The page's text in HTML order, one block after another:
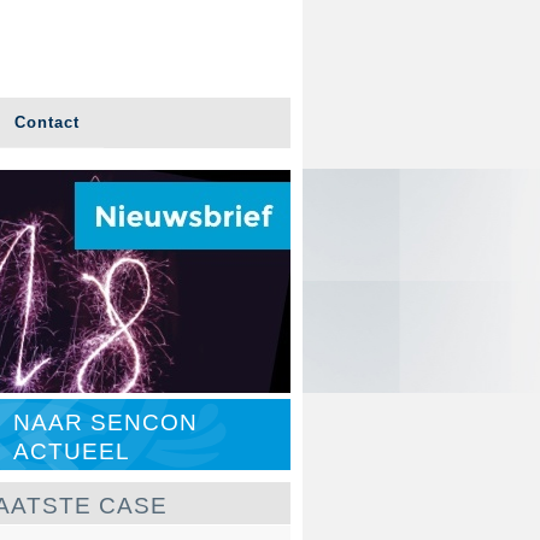
Contact
NAAR SENCON
ACTUEEL
CASE